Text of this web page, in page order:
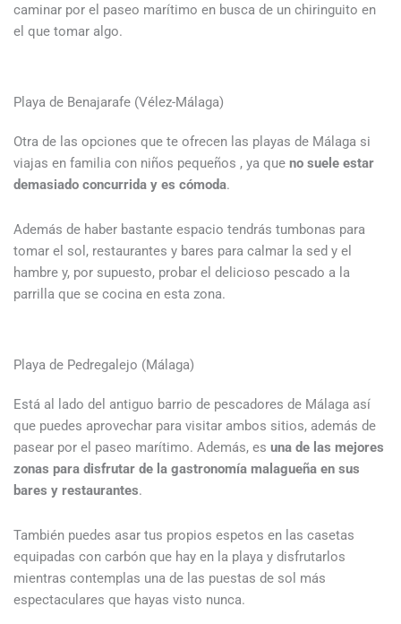
caminar por el paseo marítimo en busca de un chiringuito en
el que tomar algo.
Playa de Benajarafe (Vélez-Málaga)
Otra de las opciones que te ofrecen las playas de Málaga si
viajas en familia con niños pequeños , ya que no suele estar
demasiado concurrida y es cómoda.
Además de haber bastante espacio tendrás tumbonas para
tomar el sol, restaurantes y bares para calmar la sed y el
hambre y, por supuesto, probar el delicioso pescado a la
parrilla que se cocina en esta zona.
Playa de Pedregalejo (Málaga)
Está al lado del antiguo barrio de pescadores de Málaga así
que puedes aprovechar para visitar ambos sitios, además de
pasear por el paseo marítimo. Además, es una de las mejores
zonas para disfrutar de la gastronomía malagueña en sus
bares y restaurantes.
También puedes asar tus propios espetos en las casetas
equipadas con carbón que hay en la playa y disfrutarlos
mientras contemplas una de las puestas de sol más
espectaculares que hayas visto nunca.